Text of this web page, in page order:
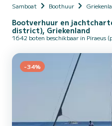
Samboat Boothuur
Bootverhuur en
district), Griekenland
1642 boten beschikbaar in Piraeus
-34%